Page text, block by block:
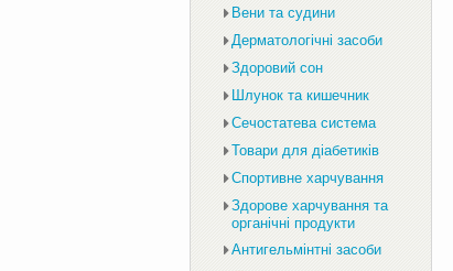
Вени та судини
Дерматологічні засоби
Здоровий сон
Шлунок та кишечник
Сечостатева система
Товари для діабетиків
Спортивне харчування
Здорове харчування та
органічні продукти
Антигельмінтні засоби